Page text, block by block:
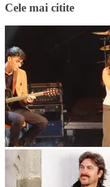
Cele mai citite